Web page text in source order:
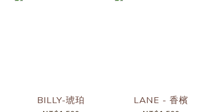
BILLY-琥珀 LANE - 香檳